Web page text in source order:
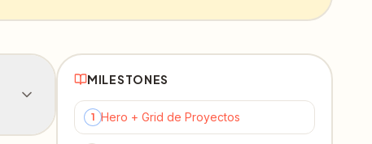
MILESTONES
1 Hero + Grid de Proyectos